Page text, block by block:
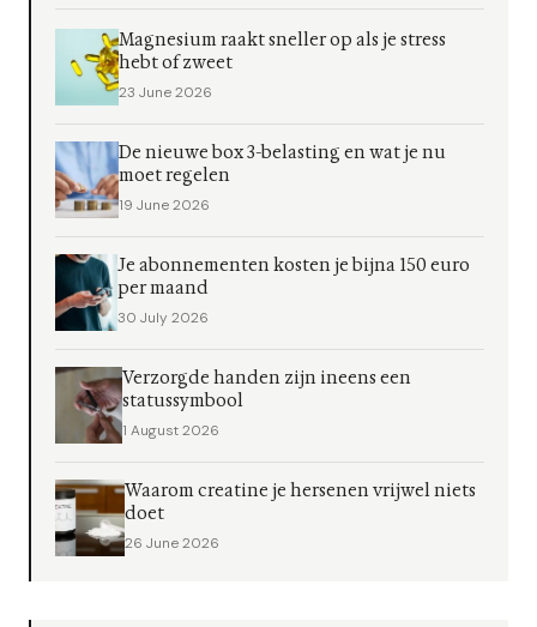
Magnesium raakt sneller op als je stress
hebt of zweet
23 June 2026
De nieuwe box 3-belasting en wat je nu
moet regelen
19 June 2026
Je abonnementen kosten je bijna 150 euro
per maand
30 July 2026
Verzorgde handen zijn ineens een
statussymbool
1 August 2026
Waarom creatine je hersenen vrijwel niets
doet
26 June 2026